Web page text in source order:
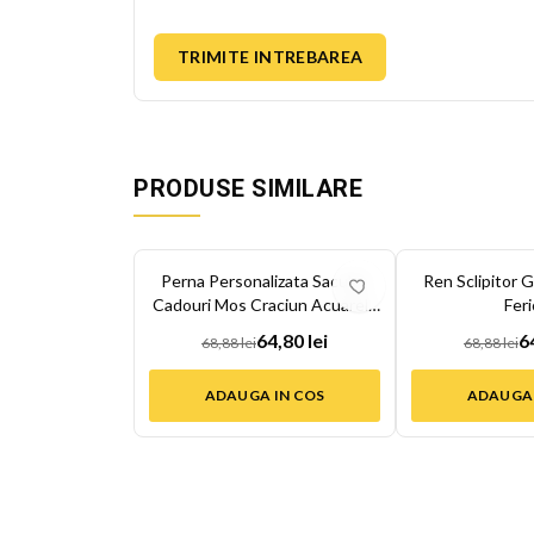
TRIMITE INTREBAREA
PRODUSE SIMILARE
%
Perna Personalizata Saculet
Cadouri Mos Craciun Acuarela
68,88 lei64,80 lei
ADAUGA IN COS
%
Ren Sclipitor
68,88 lei